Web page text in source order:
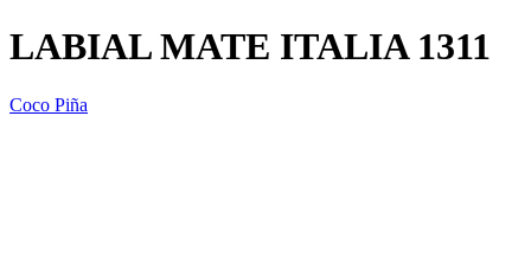
LABIAL MATE ITALIA 1311
Coco Piña